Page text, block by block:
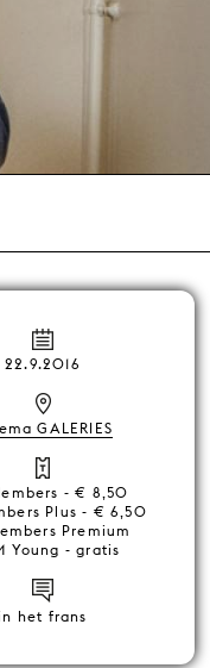
22.9.2016
GALERIES
- € 8,50
Plus - € 6,50
Premium
Young - gratis
het frans